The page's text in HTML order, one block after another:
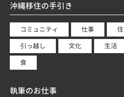
沖縄移住の手引き
コミュニティ 仕事 住
引っ越し
文化 生活
食
執筆のお仕事